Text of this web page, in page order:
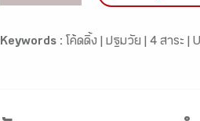
Keywords : โค้ดดิ้ง | ปฐมวัย | 4 สาระ |